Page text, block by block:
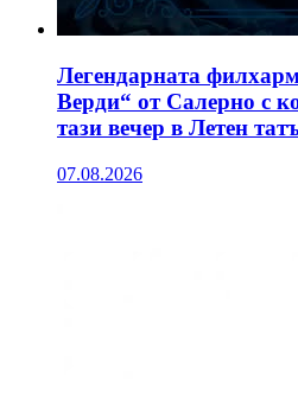
Легендарната
Верди“ от Салерно с
тази вечер в Летен
07.08.2026